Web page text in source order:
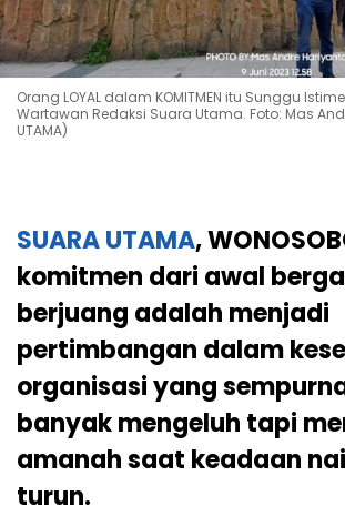
Orang LOYAL dalam KOMITMEN itu Sunggu
Wartawan Redaksi Suara Utama. Foto: Mas
UTAMA)
SUARA UTAMA,
komitmen dari awal
berjuang adalah menjadi
pertimbangan dalam
organisasi yang
banyak mengeluh tapi
amanah saat keadaan
turun.